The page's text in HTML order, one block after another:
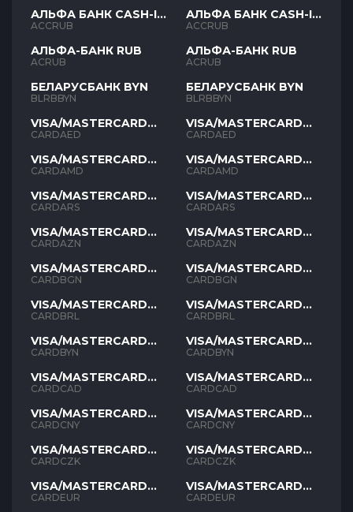
АЛЬФА БАНК CASH-IN
RUB
ACCRUB
АЛЬФА-БАНК RUB
ACRUB
БЕЛАРУСБАНК BYN
BLRBBYN
VISA/MASTERCARD
AED
CARDAED
VISA/MASTERCARD
AMD
CARDAMD
VISA/MASTERCARD
ARS
CARDARS
VISA/MASTERCARD
AZN
CARDAZN
VISA/MASTERCARD
BGN
CARDBGN
VISA/MASTERCARD
BRL
CARDBRL
VISA/MASTERCARD
BYN
CARDBYN
VISA/MASTERCARD
CAD
CARDCAD
VISA/MASTERCARD
CNY
CARDCNY
VISA/MASTERCARD
CZK
CARDCZK
VISA/MASTERCARD
EUR
CARDEUR
АЛЬФА БАНК CASH-IN
RUB
ACCRUB
АЛЬФА-БАНК RUB
ACRUB
БЕЛАРУСБАНК BYN
BLRBBYN
VISA/MASTERCARD
AED
CARDAED
VISA/MASTERCARD
AMD
CARDAMD
VISA/MASTERCARD
ARS
CARDARS
VISA/MASTERCARD
AZN
CARDAZN
VISA/MASTERCARD
BGN
CARDBGN
VISA/MASTERCARD
BRL
CARDBRL
VISA/MASTERCARD
BYN
CARDBYN
VISA/MASTERCARD
CAD
CARDCAD
VISA/MASTERCARD
CNY
CARDCNY
VISA/MASTERCARD
CZK
CARDCZK
VISA/MASTERCARD
EUR
CARDEUR